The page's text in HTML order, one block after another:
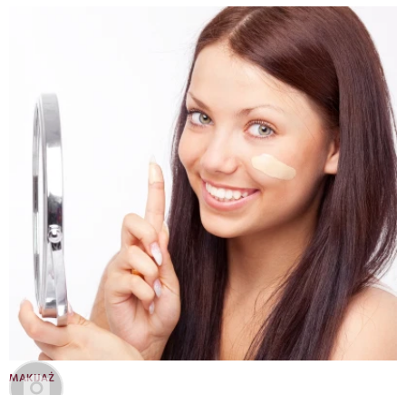
MAKIJAŻ